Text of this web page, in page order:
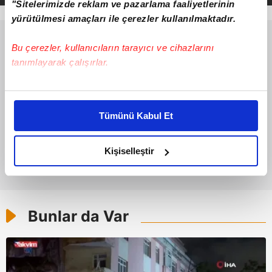
"Sitelerimizde reklam ve pazarlama faaliyetlerinin
yürütülmesi amaçları ile çerezler kullanılmaktadır.
Bu çerezler, kullanıcıların tarayıcı ve cihazlarını
tanımlayarak çalışırlar.
Bu çerezlere izin vermeniz halinde sizlere özel
daha iyi reklam deneyimi yaşatabiliriz. Bunu yaparken
amacımızın size daha iyi bir reklam deneyimi sunmak
olduğunu ve sizlere en iyi içerikleri sunabilmek adına
elimizden gelen çabayı gösterdiğimizi ve bu noktada,
reklamların maliyetlerimizi karşılamak noktasında tek gelir
Her halükârda, kullanıcılar, bu çerezlere izin vermedikleri
takdirde, kullanıcılara hedefli reklamlar
gösterilmeyecektir."
Tümünü Kabul Et
Kişiselleştir
Bunlar da Var